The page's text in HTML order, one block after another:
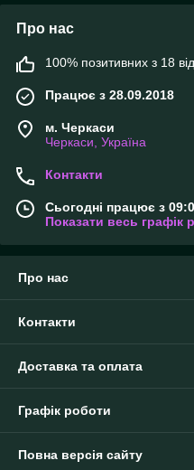
Про нас
100% позитивних з 18
Працює з 28.09.2018
м. Черкаси
Черкаси, Україна
Контакти
Сьогодні працює з
Показати весь графік
Про нас
Контакти
Доставка та оплата
Графік роботи
Повна версія сайту